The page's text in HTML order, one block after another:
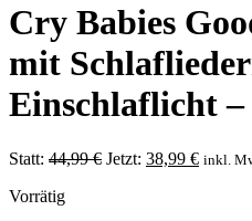
Cry Babies
mit
Einschlaflicht
Statt: 44,99€ Ursprünglicher
Jetzt: 38,99 € inkl.
Vorrätig